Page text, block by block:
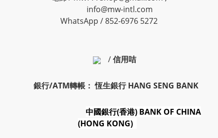
info@mw-intl.com
WhatsApp / 852-6976 5272
/信用咭
銀行/ATM轉帳： 恆生銀行 HANG SENG BANK
中國銀行(香港) BANK OF CHINA
(HONG KONG)